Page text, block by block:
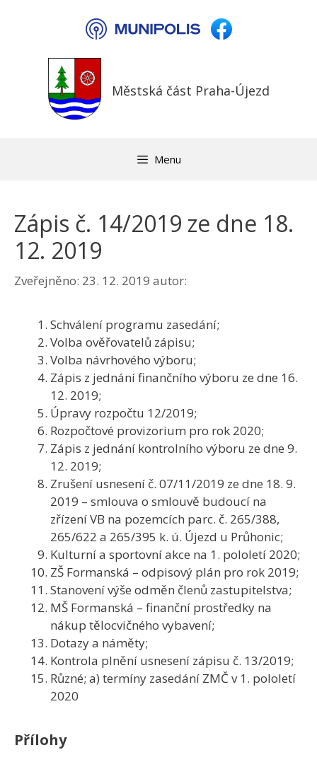
Městská část Praha-Újezd
Menu
Zápis č. 14/2019 ze dne 18.
12. 2019
Zveřejněno: 23. 12. 2019 autor:
Schválení programu zasedání;
Volba ověřovatelů zápisu;
Volba návrhového výboru;
Zápis z jednání finančního výboru ze dne 16.
12. 2019;
Úpravy rozpočtu 12/2019;
Rozpočtové provizorium pro rok 2020;
Zápis z jednání kontrolního výboru ze dne 9.
12. 2019;
Zrušení usnesení č. 07/11/2019 ze dne 18. 9.
2019 – smlouva o smlouvě budoucí na
zřízení VB na pozemcích parc. č. 265/388,
265/622 a 265/395 k. ú. Újezd u Průhonic;
Kulturní a sportovní akce na 1. pololetí 2020;
ZŠ Formanská – odpisový plán pro rok 2019;
Stanovení výše odměn členů zastupitelstva;
MŠ Formanská – finanční prostředky na
nákup tělocvičného vybavení;
Dotazy a náměty;
Kontrola plnění usnesení zápisu č. 13/2019;
Různé; a) termíny zasedání ZMČ v 1. pololetí
2020
Přílohy